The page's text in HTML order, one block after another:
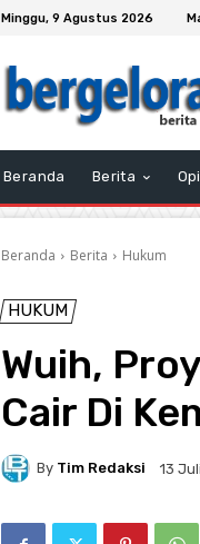
Minggu, 9 Agustus 2026
Beranda Berita
Beranda Berita Hukum
HUKUM
Wuih,
Cair Di
By Tim Redaksi 13